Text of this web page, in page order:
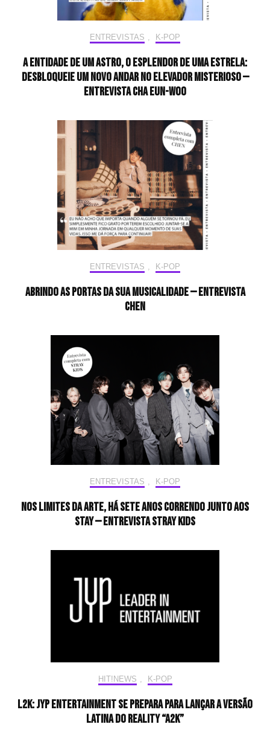
ENTREVISTAS K-POP
A entidade de um astro, o esplendor de uma estrela:
desbloqueie um novo andar no elevador misterioso —
Entrevista CHA EUN-WOO
ENTREVISTAS K-POP
Abrindo as portas da sua musicalidade — Entrevista
CHEN
ENTREVISTAS K-POP
Nos limites da arte, há sete anos correndo junto aos
STAY — Entrevista Stray Kids
HIT!NEWS , K-POP
L2K: JYP Entertainment se prepara para lançar a versão
latina do reality “A2K”